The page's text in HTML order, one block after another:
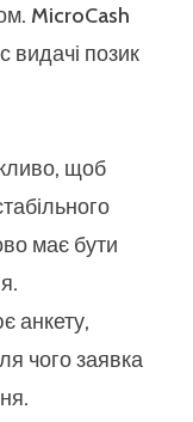
MicroCash
видачі позик
щоб
має бути
анкету,
чого заявка